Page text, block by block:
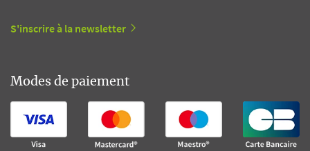
S'inscrire à la newsletter
Modes de paiement